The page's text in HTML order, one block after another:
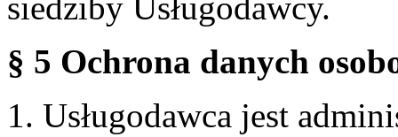
§ 5 Ochrona danych
1. Usługodawca jest